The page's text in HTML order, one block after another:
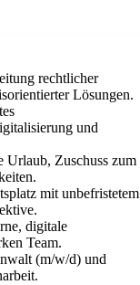
rechtlicher
Lösungen.
und
Urlaub, Zuschuss zum
mit unbefristetem
digitale
Team.
(m/w/d) und